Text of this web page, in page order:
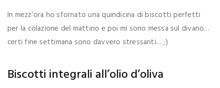
In mezz’ora ho sfornato una quindicina di biscotti perfetti
per la colazione del mattino e poi mi sono messa sul divano…
certi fine settimana sono davvero stressanti… ;)
Biscotti integrali all’olio d’oliva